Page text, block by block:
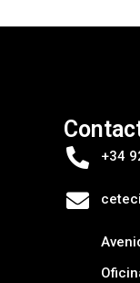
+34